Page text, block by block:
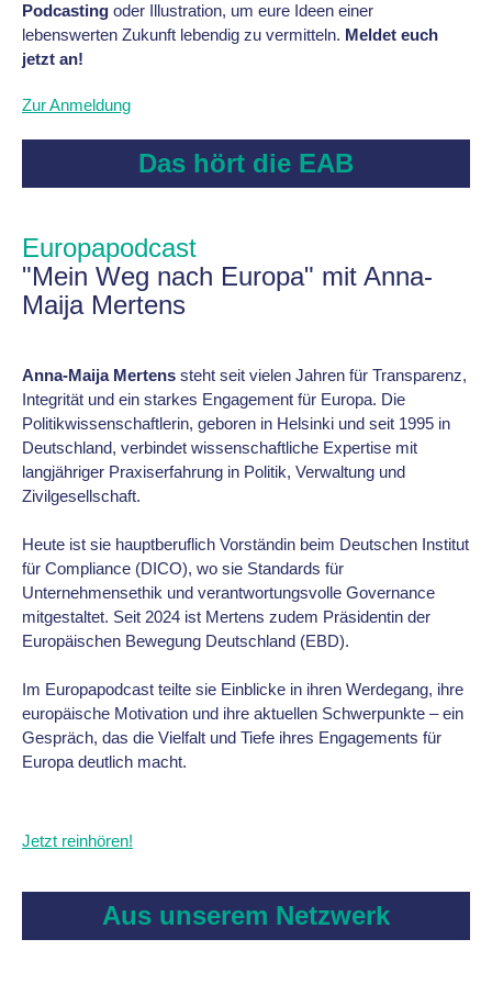
Podcasting oder Illustration, um eure Ideen einer
lebenswerten Zukunft lebendig zu vermitteln. Meldet euch
jetzt an!
Zur Anmeldung
Das hört die EAB
Europapodcast
"Mein Weg nach Europa" mit Anna-
Maija Mertens
Anna-Maija Mertens steht seit vielen Jahren für Transparenz,
Integrität und ein starkes Engagement für Europa. Die
Politikwissenschaftlerin, geboren in Helsinki und seit 1995 in
Deutschland, verbindet wissenschaftliche Expertise mit
langjähriger Praxiserfahrung in Politik, Verwaltung und
Zivilgesellschaft.
Heute ist sie hauptberuflich Vorständin beim Deutschen Institut
für Compliance (DICO), wo sie Standards für
Unternehmensethik und verantwortungsvolle Governance
mitgestaltet. Seit 2024 ist Mertens zudem Präsidentin der
Europäischen Bewegung Deutschland (EBD).
Im Europapodcast teilte sie Einblicke in ihren Werdegang, ihre
europäische Motivation und ihre aktuellen Schwerpunkte – ein
Gespräch, das die Vielfalt und Tiefe ihres Engagements für
Europa deutlich macht.
Jetzt reinhören!
Aus unserem Netzwerk